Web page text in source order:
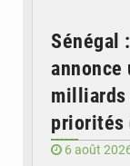
Sénégal
annonce
milliards
priorités
6 août